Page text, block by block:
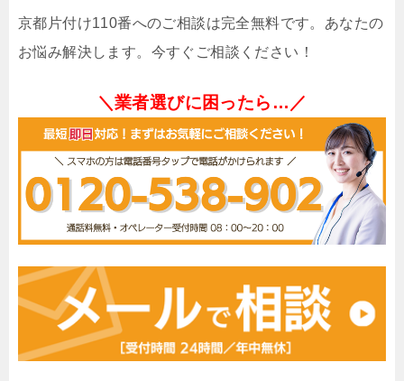
京都片付け110番へのご相談は完全無料です。あなたの
お悩み解決します。今すぐご相談ください！
＼業者選びに困ったら…／